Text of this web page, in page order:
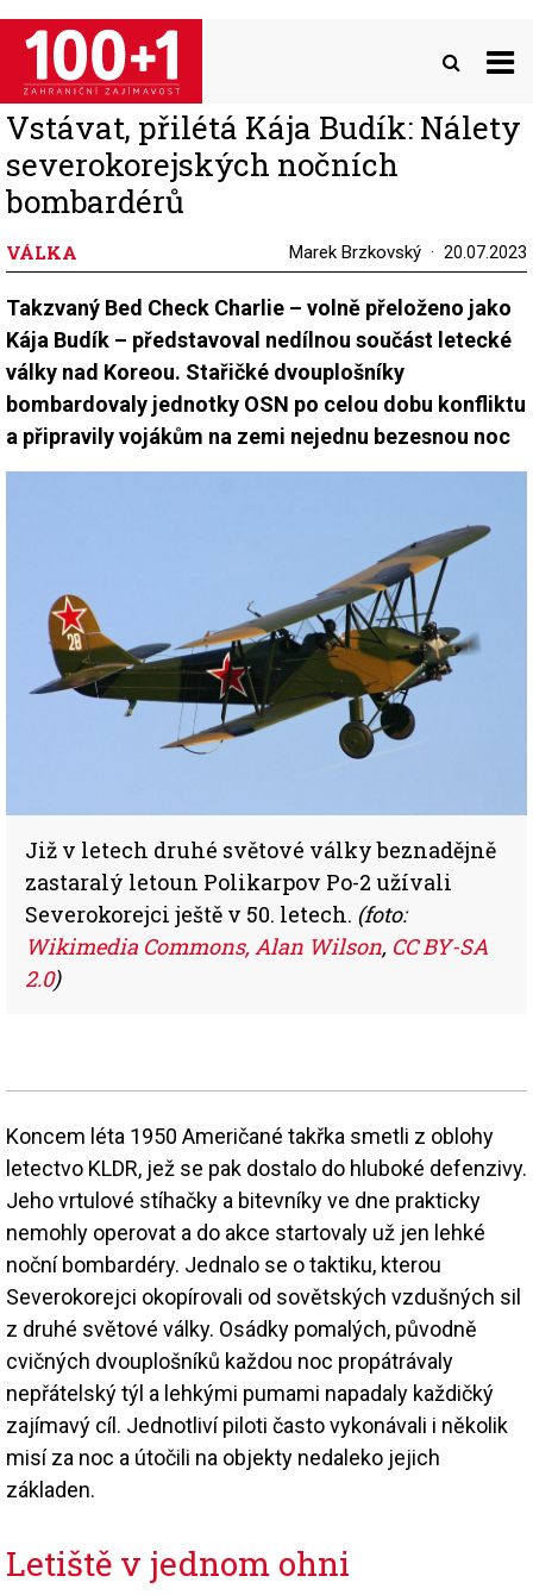
Přejít
hlavnímu
obsahu
Vstávat, přilétá Kája Budík: Nálety
severokorejských nočních
bombardérů
VÁLKA Marek Brzkovský 20.07.2023
Takzvaný Bed Check Charlie – volně přeloženo jako
Kája Budík – představoval nedílnou součást letecké
války nad Koreou. Stařičké dvouplošníky
bombardovaly jednotky OSN po celou dobu konfliktu
a připravily vojákům na zemi nejednu bezesnou noc
Již v letech druhé světové války beznadějně
zastaralý letoun Polikarpov Po-2 užívali
Severokorejci ještě v 50. letech. (foto:
Wikimedia Commons, Alan Wilson, CC BY-SA
2.0)
Koncem léta 1950 Američané takřka smetli z oblohy
letectvo KLDR, jež se pak dostalo do hluboké defenzivy.
Jeho vrtulové stíhačky a bitevníky ve dne prakticky
nemohly operovat a do akce startovaly už jen lehké
noční bombardéry. Jednalo se o taktiku, kterou
Severokorejci okopírovali od sovětských vzdušných sil
z druhé světové války. Osádky pomalých, původně
cvičných dvouplošníků každou noc propátrávaly
nepřátelský týl a lehkými pumami napadaly každičký
zajímavý cíl. Jednotliví piloti často vykonávali i několik
misí za noc a útočili na objekty nedaleko jejich
základen.
Letiště v jednom ohni